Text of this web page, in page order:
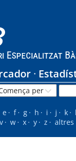
Especialitzat
e f g h i j k l
v w x y z altres